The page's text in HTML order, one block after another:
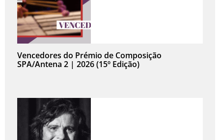
Vencedores do Prémio de Composição
SPA/Antena 2 | 2026 (15º Edição)